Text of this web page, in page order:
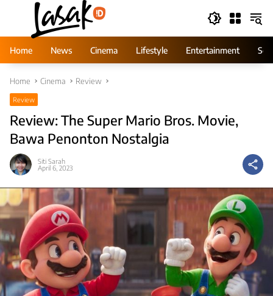
Home
News Cinema Lifestyle Entertainment
Home Cinema Review
Review
Review: The Super Mario Bros. Movie,
Bawa Penonton Nostalgia
Siti Sarah
April 6, 2023